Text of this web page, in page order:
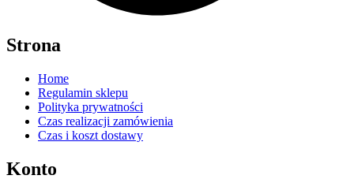
Strona
Home
Regulamin sklepu
Polityka prywatności
Czas realizacji zamówienia
Czas i koszt dostawy
Konto